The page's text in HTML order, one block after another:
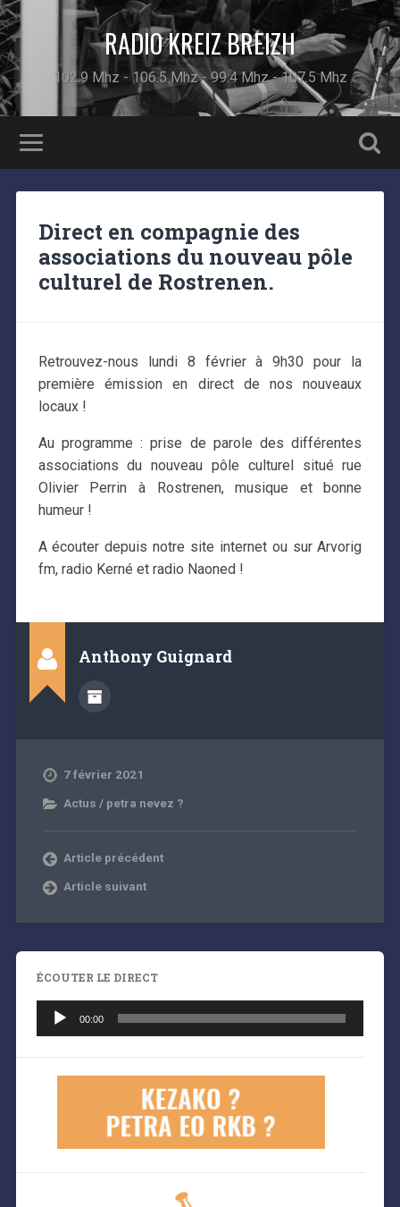
RADIO KREIZ BREIZH
102.9 Mhz - 106.5 Mhz - 99.4 Mhz - 107.5 Mhz
Direct en compagnie des
associations du nouveau pôle
culturel de Rostrenen.
Retrouvez-nous lundi 8 février à 9h30 pour la
première émission en direct de nos nouveaux
locaux !
Au programme : prise de parole des différentes
associations du nouveau pôle culturel situé rue
Olivier Perrin à Rostrenen, musique et bonne
humeur !
A écouter depuis notre site internet ou sur Arvorig
fm, radio Kerné et radio Naoned !
Anthony Guignard
7 février 2021
Actus / petra nevez ?
Article précédent
Article suivant
ÉCOUTER LE DIRECT
audio
00:00